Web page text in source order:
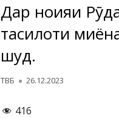
Дар ноҳияи
таҳсилоти
шуд.
Автор
ТВБ Опубликовано
26.12.2023
416